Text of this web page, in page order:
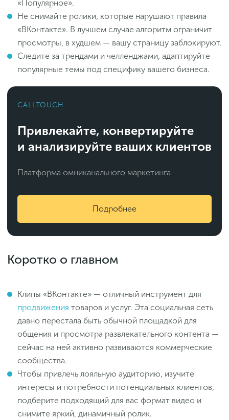
«Популярное».
Не снимайте ролики, которые нарушают правила
«ВКонтакте». В лучшем случае алгоритм ограничит
просмотры, в худшем — вашу страницу заблокируют.
Следите за трендами и челленджами, адаптируйте
популярные темы под специфику вашего бизнеса.
CALLTOUCH
Привлекайте, конвертируйте
и анализируйте ваших клиентов
Платформа омниканального маркетинга
Подробнее
Коротко о главном
Клипы «ВКонтакте» — отличный инструмент для
продвижения товаров и услуг. Эта социальная сеть
давно перестала быть обычной площадкой для
общения и просмотра развлекательного контента —
сейчас на ней активно развиваются коммерческие
сообщества.
Чтобы привлечь лояльную аудиторию, изучите
интересы и потребности потенциальных клиентов,
подберите подходящий для вас формат видео и
снимите яркий, динамичный ролик.